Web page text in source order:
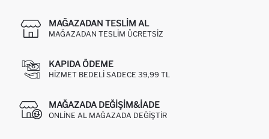
MAĞAZADAN TESLIM AL
MAĞAZADAN TESLIM ÜCRETSIZ
KAPIDA ÖDEME
HIZMET BEDELI SADECE 39,99 TL
MAĞAZADA DEĞIŞIM&İADE
ONLINE AL MAĞAZADA DEĞIŞTIR